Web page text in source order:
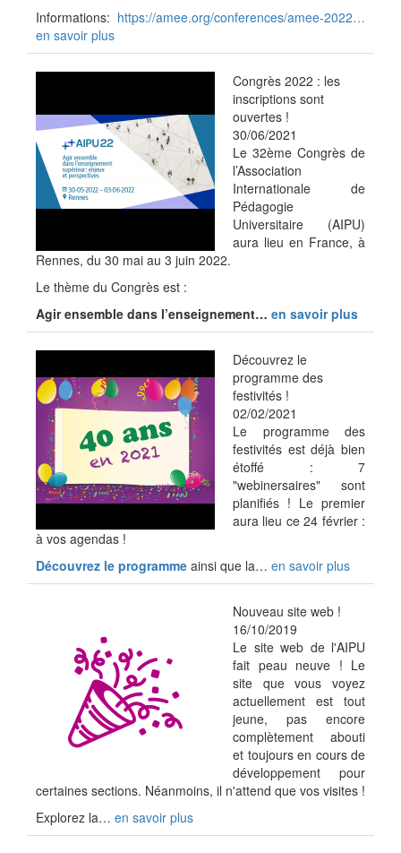
Informations: https://amee.org/conferences/amee-2022…
en savoir plus
Congrès 2022 : les
inscriptions sont
ouvertes !
30/06/2021
Le 32ème Congrès de
l’Association
Internationale de
Pédagogie
Universitaire (AIPU)
aura lieu en France, à
Rennes, du 30 mai au 3 juin 2022.
Le thème du Congrès est :
Agir ensemble dans l’enseignement… en savoir plus
Découvrez le
programme des
festivités !
02/02/2021
Le programme des
festivités est déjà bien
étoffé : 7
"webinersaires" sont
planifiés ! Le premier
aura lieu ce 24 février :
à vos agendas !
Découvrez le programme ainsi que la… en savoir plus
Nouveau site web !
16/10/2019
Le site web de l'AIPU
fait peau neuve ! Le
site que vous voyez
actuellement est tout
jeune, pas encore
complètement abouti
et toujours en cours de
développement pour
certaines sections. Néanmoins, il n'attend que vos visites !
Explorez la… en savoir plus